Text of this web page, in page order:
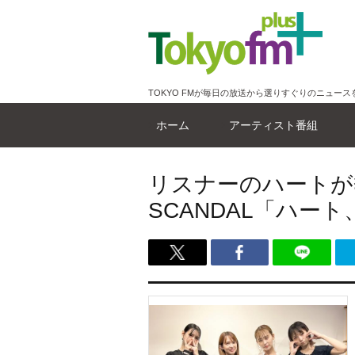
TOKYO FMが毎日の放送から選りすぐりのニュース
ホーム アーティスト番組
リスナーのハート
SCANDAL「ハート